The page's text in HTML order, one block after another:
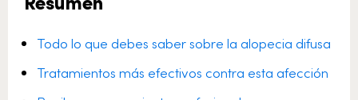
Todo lo que debes saber sobre la alopecia difusa
Tratamientos más efectivos contra esta afección